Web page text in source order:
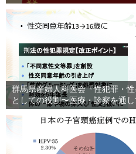
群馬県産婦人科医会『性犯罪・
としての役割〜医療・診察を通